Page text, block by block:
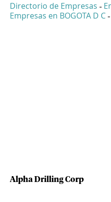
Directorio de Empresas -
Empresas en BOGOTA D C -
Alpha Drilling Corp